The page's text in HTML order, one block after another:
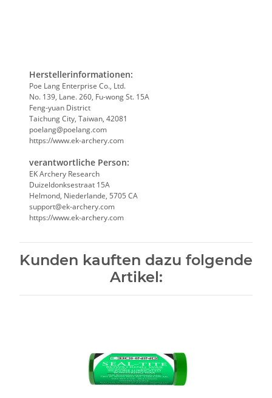
Herstellerinformationen:
Poe Lang Enterprise Co., Ltd.
No. 139, Lane. 260, Fu-wong St. 15A
Feng-yuan District
Taichung City, Taiwan, 42081
poelang@poelang.com
https://www.ek-archery.com
verantwortliche Person:
EK Archery Research
Duizeldonksestraat 15A
Helmond, Niederlande, 5705 CA
support@ek-archery.com
https://www.ek-archery.com
Kunden kauften dazu folgende
Artikel: